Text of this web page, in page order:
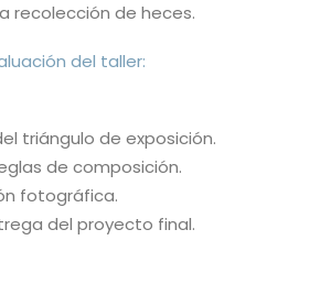
recolección de heces.
del taller:
triángulo de exposición.
de composición.
fotográfica.
del proyecto final.